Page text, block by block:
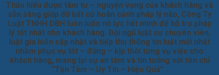
Thấu hiểu được tâm tư – nguyện vọng của khách hàng và
sẵn sàng giúp đỡ bất cứ hoàn cảnh pháp lý nào, Công Ty
Luật TNHH DBH luôn luôn nỗ lực hết mình để hỗ trợ pháp
lý tốt nhất cho khách hàng. Đội ngũ luật sư chuyên viên,
luật gia luôn cập nhật và tiếp thu thông tin luật mới nhất
nhằm phục vụ tốt – đúng – kịp thời từng vụ việc cho
khách hàng, mang lại sự an tâm và tin tưởng với tôn chỉ
“Tận Tâm – Uy Tín – Hiệu Quả” .